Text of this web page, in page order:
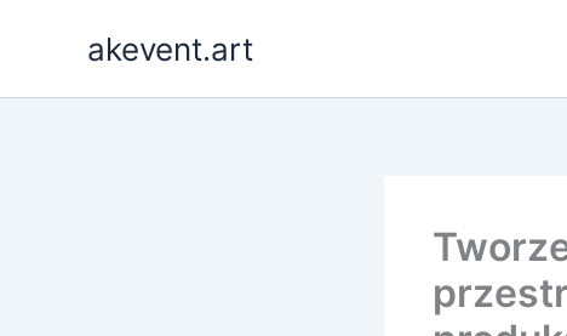
akevent.art